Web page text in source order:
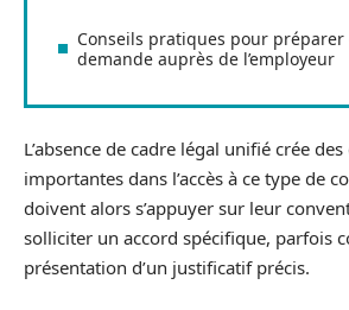
Conseils pratiques pour préparer
demande auprès de l’employeur
L’absence de cadre légal unifié crée
importantes dans l’accès à ce type de
doivent alors s’appuyer sur leur
solliciter un accord spécifique, parfois
présentation d’un justificatif précis.